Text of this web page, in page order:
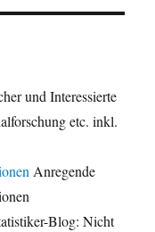
und Interessierte
etc. inkl.
Anregende
Blog: Nicht